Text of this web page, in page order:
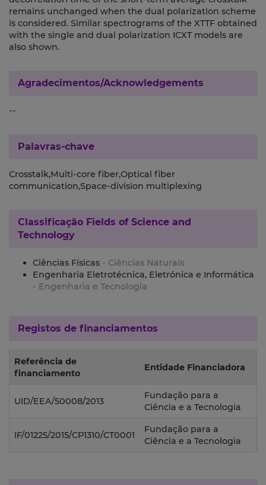
remains unchanged when the dual polarization scheme
is considered. Similar spectrograms of the XTTF obtained
with the single and dual polarization ICXT models are
also shown.
Agradecimentos/Acknowledgements
--
Palavras-chave
Crosstalk,Multi-core fiber,Optical fiber
communication,Space-division multiplexing
Classificação Fields of Science and
Technology
Ciências Físicas - Ciências Naturais
Engenharia Eletrotécnica, Eletrónica e Informática
- Engenharia e Tecnologia
Registos de financiamentos
Referência de
financiamento
Entidade Financiadora
UID/EEA/50008/2013
Fundação para a
Ciência e a Tecnologia
IF/01225/2015/CP1310/CT0001
Fundação para a
Ciência e a Tecnologia